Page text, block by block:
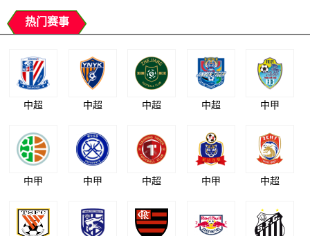
热门赛事
中超 中超 中超 中超 中甲
中甲 中甲 中超 中甲 中超